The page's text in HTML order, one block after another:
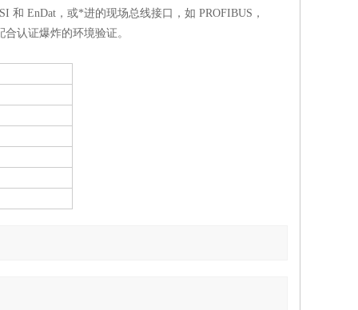
和 EnDat，或*进的现场总线接口，如 PROFIBUS，
认证爆炸的环境验证。